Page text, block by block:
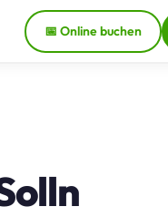
📅 Online buchen